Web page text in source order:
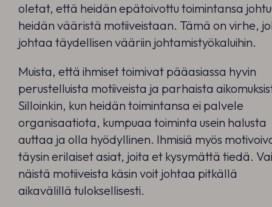
oletat, että heidän epätoivottu toimintansa
heidän vääristä motiiveistaan. Tämä on virhe,
johtaa täydellisen vääriin johtamistyökaluihin.
Muista, että ihmiset toimivat pääasiassa hyvin
perustelluista motiiveista ja parhaista
Silloinkin, kun heidän toimintansa ei palvele
organisaatiota, kumpuaa toiminta usein halusta
auttaa ja olla hyödyllinen. Ihmisiä myös
täysin erilaiset asiat, joita et kysymättä tiedä.
näistä motiiveista käsin voit johtaa pitkällä
aikavälillä tuloksellisesti.